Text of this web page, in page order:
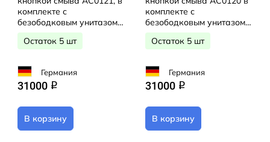
комплекте с
безободковым унитазом
ABBER Bequem AC1100, c
сиденьем Soft close
AC0105-AC0121
Остаток 5 шт
Германия
31000 q
В корзину
комплекте с
безободковым унитазом
ABBER Bequem AC1100 c
сиденьем Soft close
Остаток 5 шт
Германия
31000 q
В корзину